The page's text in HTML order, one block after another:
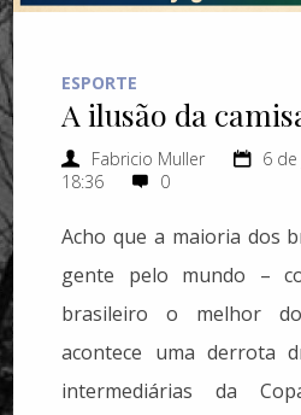
ESPORTE
A ilusão da
Fabricio Muller
6
18:36
0
Acho que a maioria dos
gente pelo mundo –
brasileiro o melhor
acontece uma derrota
intermediárias da